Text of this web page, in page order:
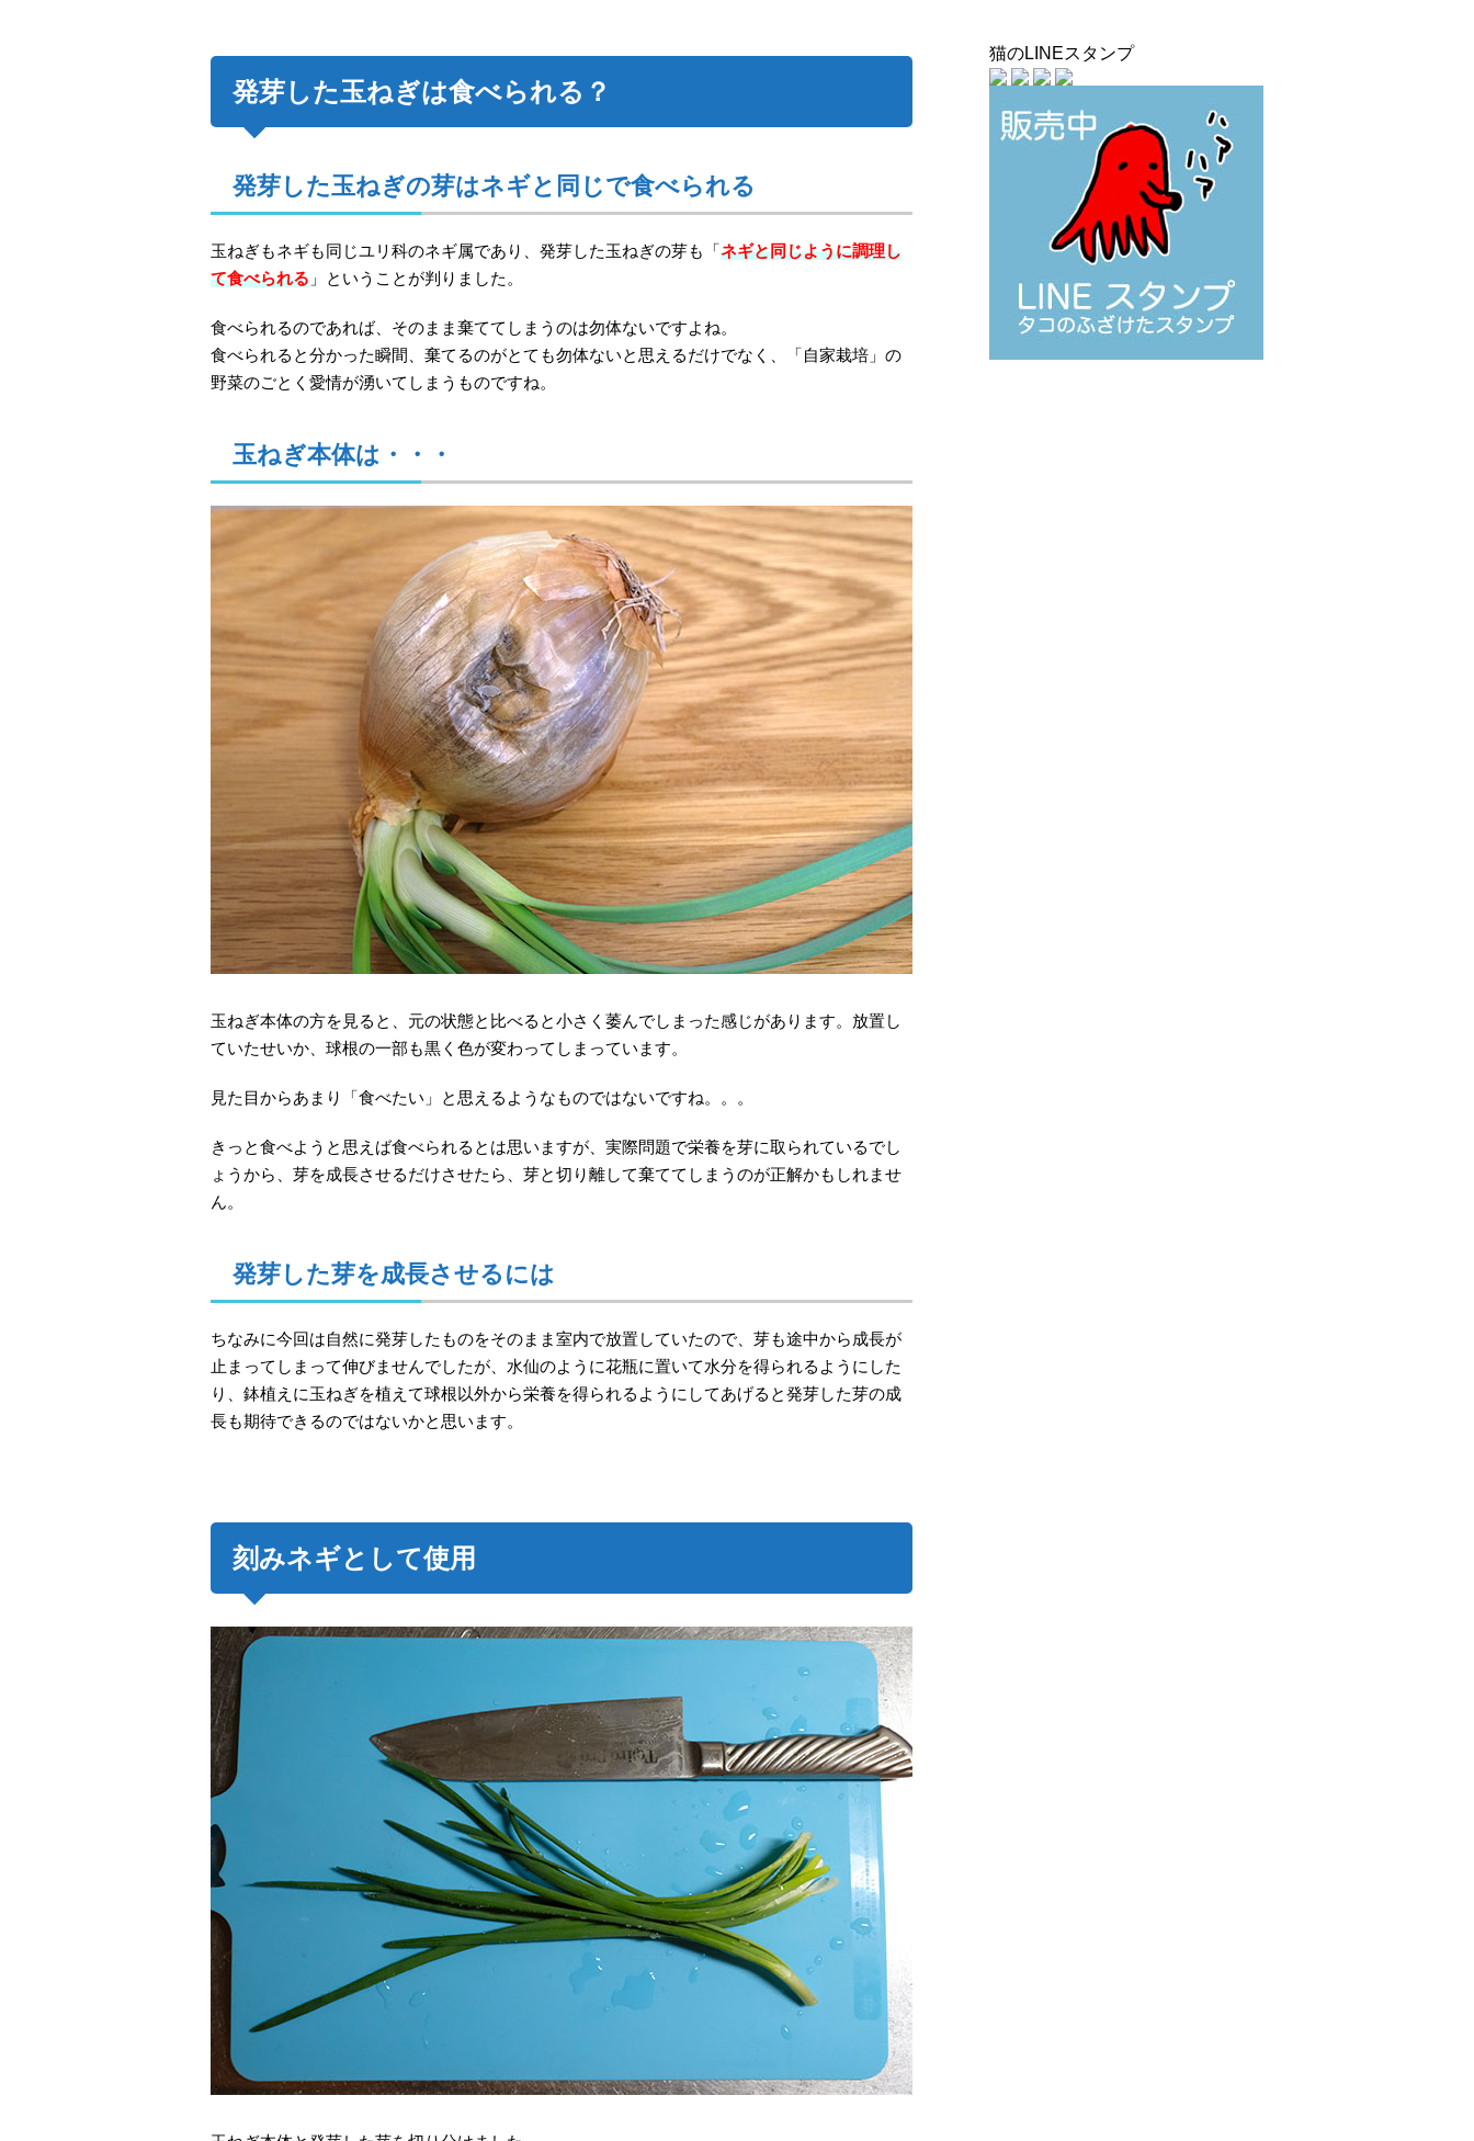
発芽した玉ねぎは食べられる？
発芽した玉ねぎの芽はネギと同じで食べられる
玉ねぎもネギも同じユリ科のネギ属であり、発芽した玉ねぎの芽も「ネギと同じように調理し
て食べられる 」ということが判りました。
食べられるのであれば、そのまま棄ててしまうのは勿体ないですよね。
食べられると分かった瞬間、棄てるのがとても勿体ないと思えるだけでなく、「自家栽培」の
野菜のごとく愛情が湧いてしまうものですね。
玉ねぎ本体は・・・
玉ねぎ本体の方を見ると、元の状態と比べると小さく萎んでしまった感じがあります。放置し
ていたせいか、球根の一部も黒く色が変わってしまっています。
見た目からあまり「食べたい」と思えるようなものではないですね。。。
きっと食べようと思えば食べられるとは思いますが、実際問題で栄養を芽に取られているでし
ょうから、芽を成長させるだけさせたら、芽と切り離して棄ててしまうのが正解かもしれませ
ん。
発芽した芽を成長させるには
ちなみに今回は自然に発芽したものをそのまま室内で放置していたので、芽も途中から成長が
止まってしまって伸びませんでしたが、水仙のように花瓶に置いて水分を得られるようにした
り、鉢植えに玉ねぎを植えて球根以外から栄養を得られるようにしてあげると発芽した芽の成
長も期待できるのではないかと思います。
刻みネギとして使用
猫のLINEスタンプ